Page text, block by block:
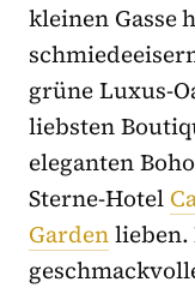
kleinen Gasse
grüne Luxus-
liebsten
eleganten
Sterne-Hotel
Gardenlieben.